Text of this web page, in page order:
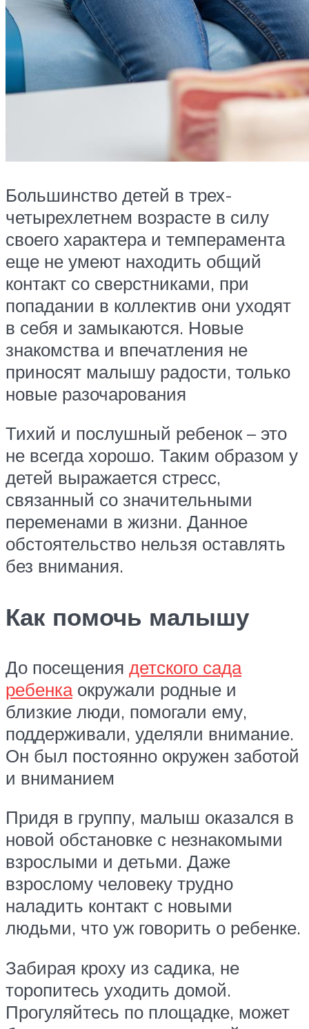
Большинство детей в трех-
четырехлетнем возрасте в силу
своего характера и темперамента
еще не умеют находить общий
контакт со сверстниками, при
попадании в коллектив они уходят
в себя и замыкаются. Новые
знакомства и впечатления не
приносят малышу радости, только
новые разочарования
Тихий и послушный ребенок – это
не всегда хорошо. Таким образом у
детей выражается стресс,
связанный со значительными
переменами в жизни. Данное
обстоятельство нельзя оставлять
без внимания.
Как помочь малышу
До посещения детского сада
ребенкаокружали родные и
близкие люди, помогали ему,
поддерживали, уделяли внимание.
Он был постоянно окружен заботой
и вниманием
Придя в группу, малыш оказался в
новой обстановке с незнакомыми
взрослыми и детьми. Даже
взрослому человеку трудно
наладить контакт с новыми
людьми, что уж говорить о ребенке.
Забирая кроху из садика, не
торопитесь уходить домой.
Прогуляйтесь по площадке, может